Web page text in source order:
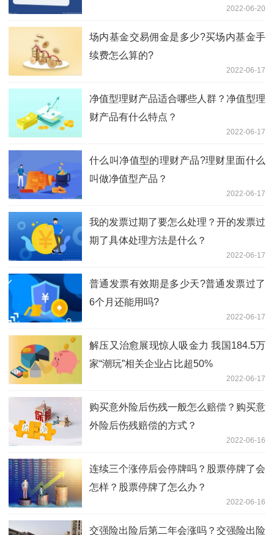
2022-06-20
场内基金交易佣金是多少?买场内基金手
续费怎么算的?
2022-06-17
净值型理财产品适合哪些人群？净值型理
财产品有什么特点？
2022-06-17
什么叫净值型的理财产品?理财里面什么
叫做净值型产品？
2022-06-17
我的发票过期了要怎么处理？开的发票过
期了具体处理方法是什么？
2022-06-17
普通发票有效期是多少天?普通发票过了
6个月还能用吗?
2022-06-17
解压又治愈展现惊人吸金力 我国184.5万
家“潮玩”相关企业占比超50%
2022-06-17
购买意外险后伤残一般怎么赔偿？购买意
外险后伤残赔偿的方式？
2022-06-16
连续三个涨停后会停牌吗？股票停牌了会
怎样？股票停牌了怎么办？
2022-06-16
交强险出险后第二年会涨吗？交强险出险